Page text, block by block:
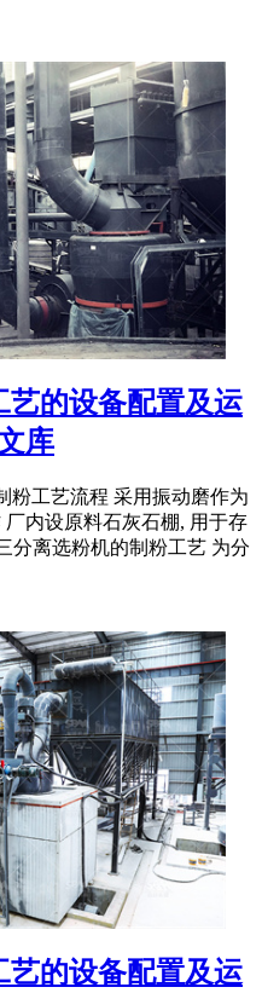
艺的设备配置及运
库
粉工艺流程 采用振动磨作为
内设原料石灰石棚, 用于存
分离选粉机的制粉工艺 为分
艺的设备配置及运